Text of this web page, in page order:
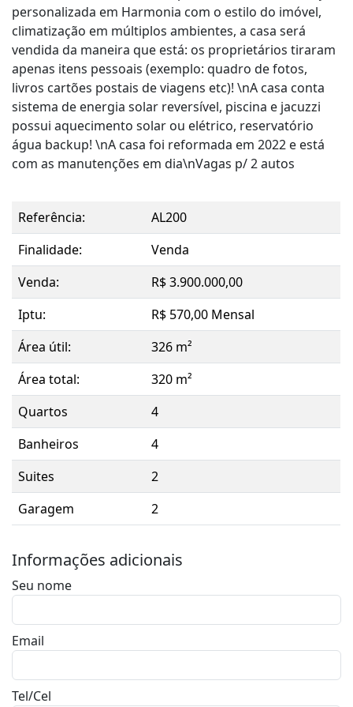
personalizada em Harmonia com o estilo do imóvel,
climatização em múltiplos ambientes, a casa será
vendida da maneira que está: os proprietários tiraram
apenas itens pessoais (exemplo: quadro de fotos,
livros cartões postais de viagens etc)! \nA casa conta
sistema de energia solar reversível, piscina e jacuzzi
possui aquecimento solar ou elétrico, reservatório
água backup! \nA casa foi reformada em 2022 e está
com as manutenções em dia\nVagas p/ 2 autos
Referência:
AL200
Finalidade:
Venda
Venda:
R$ 3.900.000,00
Iptu:
R$ 570,00 Mensal
Área útil:
326 m²
Área total:
320 m²
Quartos
4
Banheiros
4
Suites
2
Garagem
2
Informações adicionais
Seu nome
Email
Tel/Cel